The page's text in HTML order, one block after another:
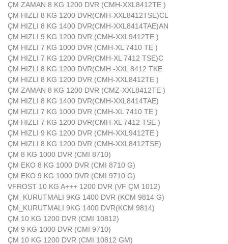
ÇM ZAMAN 8 KG 1200 DVR (CMH-XXL8412TE )
ÇM HIZLI 8 KG 1200 DVR(CMH-XXL8412TSE)CL
ÇM HIZLI 8 KG 1400 DVR(CMH-XXL8414TAE)AN
ÇM HIZLI 9 KG 1200 DVR (CMH-XXL9412TE )
ÇM HIZLI 7 KG 1000 DVR (CMH-XL 7410 TE )
ÇM HIZLI 7 KG 1200 DVR(CMH-XL 7412 TSE)C
ÇM HIZLI 8 KG 1200 DVR(CMH -XXL 8412 TKE
ÇM HIZLI 8 KG 1200 DVR (CMH-XXL8412TE )
ÇM ZAMAN 8 KG 1200 DVR (CMZ-XXL8412TE )
ÇM HIZLI 8 KG 1400 DVR(CMH-XXL8414TAE)
ÇM HIZLI 7 KG 1000 DVR (CMH-XL 7410 TE )
ÇM HIZLI 7 KG 1200 DVR(CMH-XL 7412 TSE )
ÇM HIZLI 9 KG 1200 DVR (CMH-XXL9412TE )
ÇM HIZLI 8 KG 1200 DVR (CMH-XXL8412TSE)
ÇM 8 KG 1000 DVR (CMI 8710)
ÇM EKO 8 KG 1000 DVR (CMI 8710 G)
ÇM EKO 9 KG 1000 DVR (CMI 9710 G)
VFROST 10 KG A+++ 1200 DVR (VF ÇM 1012)
ÇM_KURUTMALI 9KG 1400 DVR (KCM 9814 G)
ÇM_KURUTMALI 9KG 1400 DVR(KCM 9814)
ÇM 10 KG 1200 DVR (CMI 10812)
ÇM 9 KG 1000 DVR (CMI 9710)
ÇM 10 KG 1200 DVR (CMI 10812 GM)